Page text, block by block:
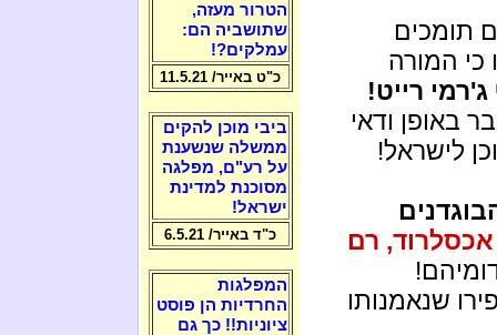
מ 70% מהם תומכים
כי המורה
ג'רמי רייט!
באופן ודאי
לישראל!
אכסלרוד, רם
שנאמנותו
הטרור מעזה,
שתושביה הם:
עמלקים?!
כ"ט באייר/ 11.5.21
ביבי מוכן להקים
ממשלה שנשענת
על רע"ם, מפלגה
מסוכנת למדינת
ישראל!
כ"ד באייר/ 6.5.21
המפלגות
החרדיות הן פוסט
ציוניות!! כך גם